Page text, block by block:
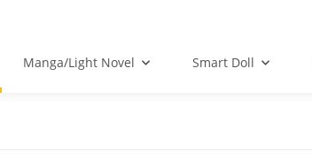
Manga/Light Novel Smart Doll